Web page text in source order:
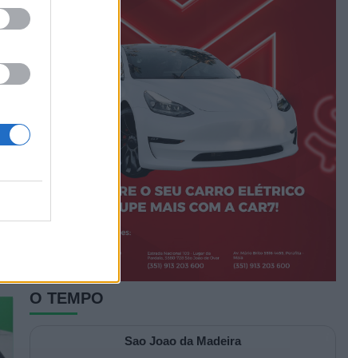
O TEMPO
Sao Joao da Madeira